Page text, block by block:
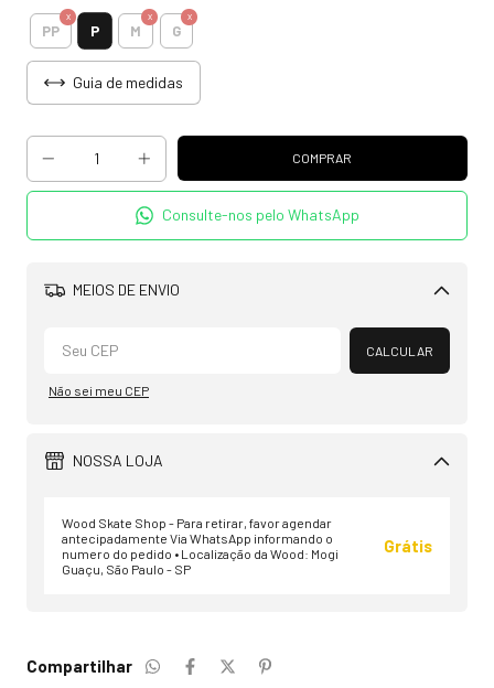
PP P M G
Guia de medidas
Consulte-nos pelo WhatsApp
MEIOS DE ENVIO
Alterar CEP
CALCULAR
Não sei meu CEP
NOSSA LOJA
Wood Skate Shop - Para retirar, favor agendar
antecipadamente Via WhatsApp informando o
numero do pedido • Localização da Wood: Mogi
Guaçu, São Paulo - SP
Grátis
Compartilhar